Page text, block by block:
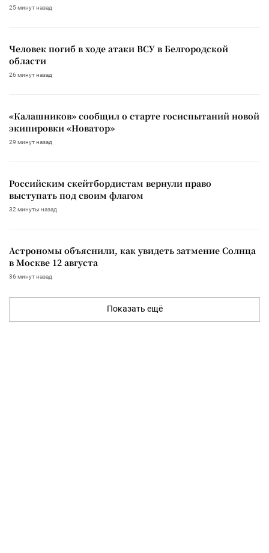
25 минут назад
Человек погиб в ходе атаки ВСУ в Белгородской
области
26 минут назад
«Калашников» сообщил о старте госиспытаний новой
экипировки «Новатор»
29 минут назад
Российским скейтбордистам вернули право
выступать под своим флагом
32 минуты назад
Астрономы объяснили, как увидеть затмение Солнца
в Москве 12 августа
36 минут назад
Показать ещё